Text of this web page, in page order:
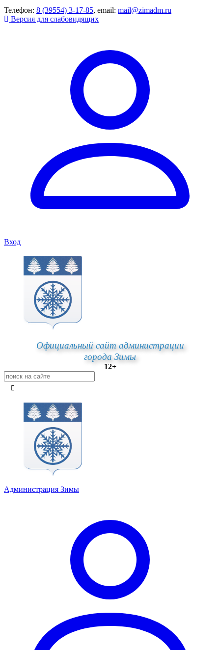
Телефон: 8 (39554) 3-17-85, email: mail@zimadm.ru
Версия для слабовидящих
Вход
Официальный сайт администрации
города Зимы
12+
Администрация Зимы